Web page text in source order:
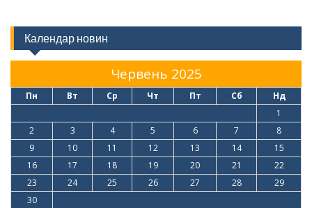
Календар новин
Червень 2025
Пн Вт Ср Чт Пт Сб
Нд
1
2
3 4 5 6 7
8
9
10 11 12 13 14
15
16
17 18 19 20 21
22
23
24 25 26 27 28
29
30